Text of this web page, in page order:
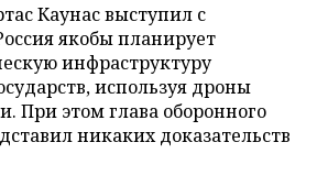
Каунас выступил с
якобы планирует
инфраструктуру
используя дроны
При этом глава оборонного
никаких доказательств